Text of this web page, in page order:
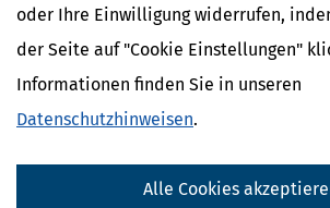
oder Ihre Einwilligung widerrufen,
der Seite auf "Cookie Einstellungen"
Informationen finden Sie in unseren
Datenschutzhinweisen.
Alle Cookies
*Preise inkl. gesetzl. MwSt.
zzgl. Versandkosten 1,95 €; bei
Der große Immobilienratgeber